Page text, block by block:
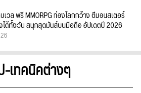
เวล ฟรี MMORPG ท่องโลกกว้าง ตีมอนสเตอร์
ได้ทั้งวัน สนุกสุดมันส์บนมือถือ อัปเดตปี 2026
เทคนิคต่างๆ